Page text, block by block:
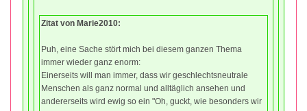
Zitat von Marie2010:
Puh, eine Sache stört mich bei diesem ganzen Thema
immer wieder ganz enorm:
Einerseits will man immer, dass wir geschlechtsneutrale
Menschen als ganz normal und alltäglich ansehen und
andererseits wird ewig so ein "Oh, guckt, wie besonders wir